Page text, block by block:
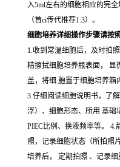
入5ml左右的细胞相应的完
（首ci传代推荐1:3）。
细胞培养详细操作步骤请按
1.收到常温细胞后，及时拍
精擦拭细胞培养瓶表面， 显
盖，将细 胞置于细胞培养箱
3.仔细阅读细胞说明书，了
浮）、细胞形态、所用 基础
PIEC比例、换液频率等。
照，记录细胞状态（所拍照
培养后， 定期拍照 、记录